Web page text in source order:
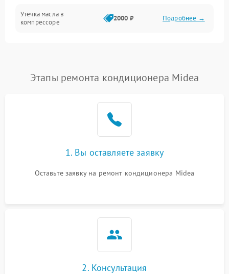
Утечка масла в
компрессоре
2000 ₽ Подробнее →
Неисправность
2000 ₽
1500 ₽
Повреждение корпуса
Этапы ремонта кондиционера Midea
1. Вы оставляете заявку
Оставьте заявку на ремонт кондиционера Midea
2. Консультация